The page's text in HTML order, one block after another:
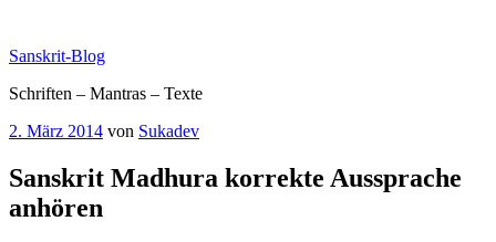
springen
Sanskrit-Blog
Schriften – Mantras – Texte
Veröffentlicht
2. März 2014 von Sukadev
Sanskrit Madhura korrekte Aussprache
anhören